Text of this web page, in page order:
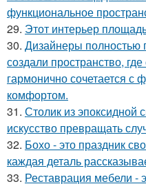
функциональное
29. Этот интерьер
30. Дизайнеры полностью
создали пространство,
гармонично сочетается с
комфортом.
31. Столик из эпоксидной
искусство превращать
32. Бохо - это праздник
каждая деталь
33. Реставрация мебели -